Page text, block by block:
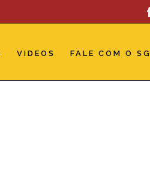
VIDEOS FALE COM O SG